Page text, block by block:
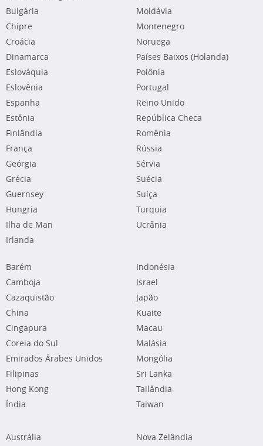
Bulgária
Chipre
Croácia
Dinamarca
Eslováquia
Eslovênia
Espanha
Estônia
Finlândia
França
Geórgia
Grécia
Guernsey
Hungria
Ilha de Man
Irlanda
Moldávia
Montenegro
Noruega
Países Baixos (Holanda)
Polônia
Portugal
Reino Unido
República Checa
Romênia
Rússia
Sérvia
Suécia
Suíça
Turquia
Ucrânia
Barém
Camboja
Cazaquistão
China
Cingapura
Coreia do Sul
Emirados Árabes Unidos
Filipinas
Hong Kong
Índia
Indonésia
Israel
Japão
Kuaite
Macau
Malásia
Mongólia
Sri Lanka
Tailândia
Taiwan
Austrália
Nova Zelândia